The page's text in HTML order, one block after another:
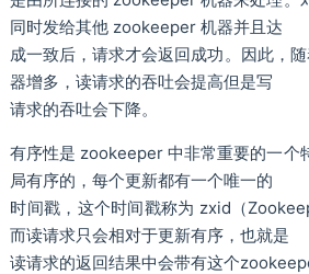
同时发给其他 zookeeper 机器并且达
成一致后，请求才会返回成功。因此，
器增多，读请求的吞吐会提高但是写
请求的吞吐会下降。
有序性是 zookeeper 中非常重要的一个
局有序的，每个更新都有一个唯一的
时间戳，这个时间戳称为 zxid（
而读请求只会相对于更新有序，也就是
读请求的返回结果中会带有这个